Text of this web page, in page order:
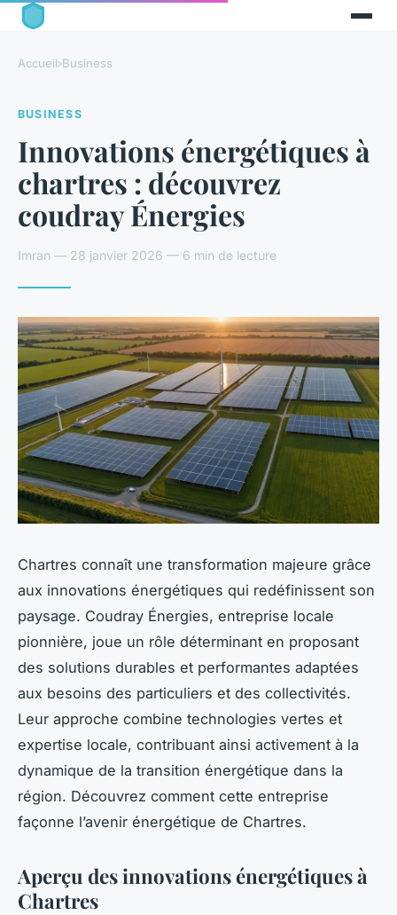
Accueil›Business
BUSINESS
Innovations énergétiques à
chartres : découvrez
coudray Énergies
Imran — 28 janvier 2026 — 6 min de lecture
Chartres connaît une transformation majeure grâce
aux innovations énergétiques qui redéfinissent son
paysage. Coudray Énergies, entreprise locale
pionnière, joue un rôle déterminant en proposant
des solutions durables et performantes adaptées
aux besoins des particuliers et des collectivités.
Leur approche combine technologies vertes et
expertise locale, contribuant ainsi activement à la
dynamique de la transition énergétique dans la
région. Découvrez comment cette entreprise
façonne l’avenir énergétique de Chartres.
Aperçu des innovations énergétiques à
Chartres